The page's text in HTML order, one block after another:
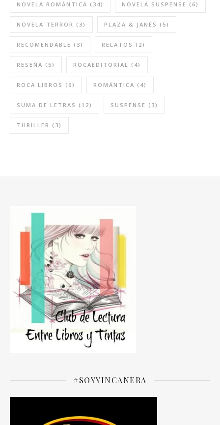
NOVELA ROMÁNTICA (34) NOVELA SUSPENSE (6)
NOVELA TERROR (3) PLAZA & JANÉS (5)
RECOMENDABLE (3) RELATOS (2)
RESEÑA (5) ROCAEDITORIAL (4)
ROCA LIBROS (6) ROMÁNTICA (4)
SUMA DE LETRAS (12) SUSPENSE (3)
THRILLER (3)
#SOYYINCANERA